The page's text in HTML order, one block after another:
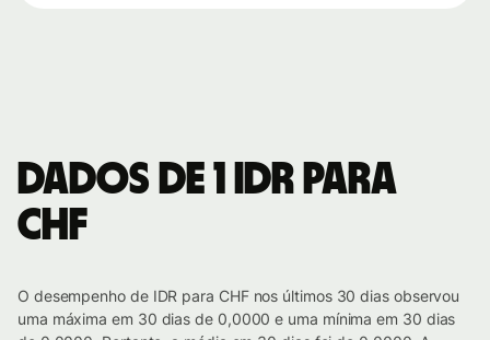
Dados de 1 IDR para
CHF
O desempenho de IDR para CHF nos últimos 30 dias observou
uma máxima em 30 dias de 0,0000 e uma mínima em 30 dias